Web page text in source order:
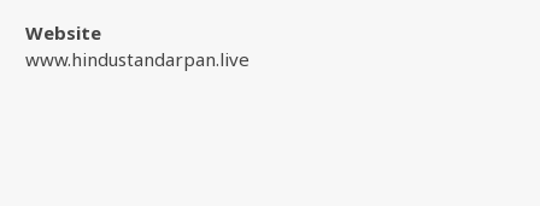
Website
www.hindustandarpan.live